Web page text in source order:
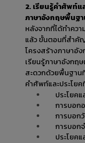
2. เรียนรู้คำศัพท์แ
ภาษาอังกฤษพื้นฐ
หลังจากที่ได้ทำคว
แล้ว ขั้นตอนที่สำคั
โครงสร้างภาษาอั
เรียนรู้ภาษาอังกฤ
สะดวกด้วยพื้นฐาน
คำศัพท์และประโยค
ประโยค
การบอก
การบอก
การบอก
ประโยค